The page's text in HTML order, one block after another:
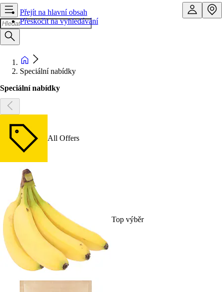
Přejít na hlavní obsah
Přeskočit na vyhledávání
Speciální nabídky
Speciální nabídky
All Offers
Top výběr